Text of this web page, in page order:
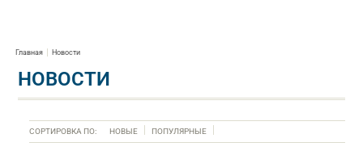
Главная Новости
НОВОСТИ
СОРТИРОВКА ПО: НОВЫЕ ПОПУЛЯРНЫЕ